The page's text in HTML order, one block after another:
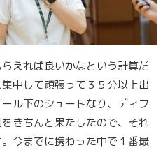
えれば良いかなという計算だ
中して頑張って３５分以上出
ル下のシュートなり、ディフ
きちんと果たしたので、それ
今までに携わった中で１番最